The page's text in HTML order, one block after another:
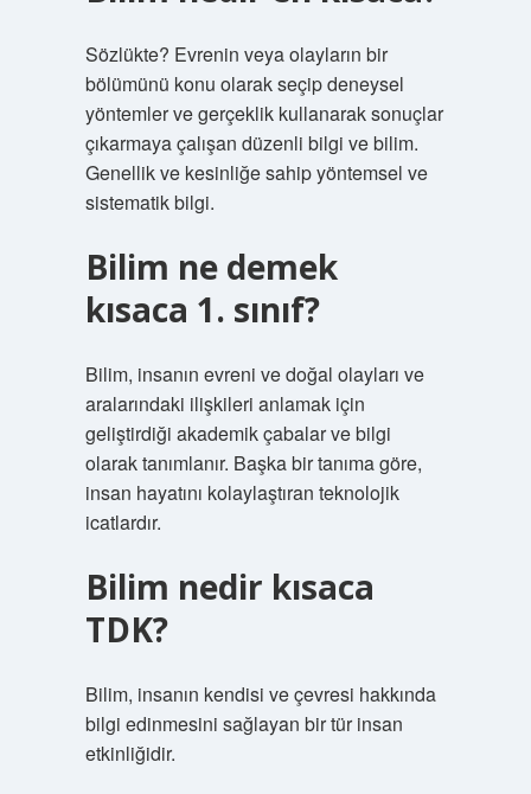
Sözlükte? Evrenin veya olayların bir
bölümünü konu olarak seçip deneysel
yöntemler ve gerçeklik kullanarak sonuçlar
çıkarmaya çalışan düzenli bilgi ve bilim.
Genellik ve kesinliğe sahip yöntemsel ve
sistematik bilgi.
Bilim ne demek
kısaca 1. sınıf?
Bilim, insanın evreni ve doğal olayları ve
aralarındaki ilişkileri anlamak için
geliştirdiği akademik çabalar ve bilgi
olarak tanımlanır. Başka bir tanıma göre,
insan hayatını kolaylaştıran teknolojik
icatlardır.
Bilim nedir kısaca
TDK?
Bilim, insanın kendisi ve çevresi hakkında
bilgi edinmesini sağlayan bir tür insan
etkinliğidir.